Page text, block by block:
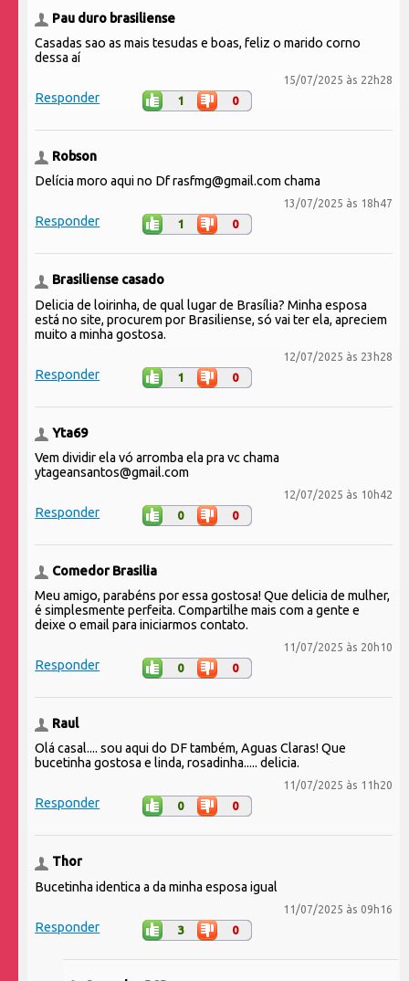
Pau duro brasiliense
Casadas sao as mais tesudas e boas, feliz o marido corno
dessa aí
15/07/2025 às 22h28
Responder 1 0
Robson
Delícia moro aqui no Df rasfmg@gmail.com chama
13/07/2025 às 18h47
Responder 1 0
Brasiliense casado
Delicia de loirinha, de qual lugar de Brasília? Minha esposa
está no site, procurem por Brasiliense, só vai ter ela, apreciem
muito a minha gostosa.
12/07/2025 às 23h28
Responder 1 0
Yta69
Vem dividir ela vó arromba ela pra vc chama
ytageansantos@gmail.com
12/07/2025 às 10h42
Responder 0 0
Comedor Brasilia
Meu amigo, parabéns por essa gostosa! Que delicia de mulher,
é simplesmente perfeita. Compartilhe mais com a gente e
deixe o email para iniciarmos contato.
11/07/2025 às 20h10
Responder 0 0
Raul
Olá casal.... sou aqui do DF também, Aguas Claras! Que
bucetinha gostosa e linda, rosadinha..... delicia.
11/07/2025 às 11h20
Responder 0 0
Thor
Bucetinha identica a da minha esposa igual
11/07/2025 às 09h16
Responder 3 0